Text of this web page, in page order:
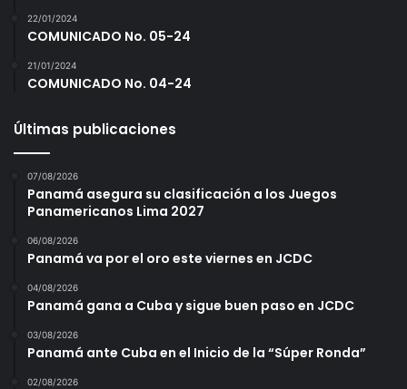
22/01/2024
COMUNICADO No. 05-24
21/01/2024
COMUNICADO No. 04-24
Últimas publicaciones
07/08/2026
Panamá asegura su clasificación a los Juegos
Panamericanos Lima 2027
06/08/2026
Panamá va por el oro este viernes en JCDC
04/08/2026
Panamá gana a Cuba y sigue buen paso en JCDC
03/08/2026
Panamá ante Cuba en el Inicio de la “Súper Ronda”
02/08/2026